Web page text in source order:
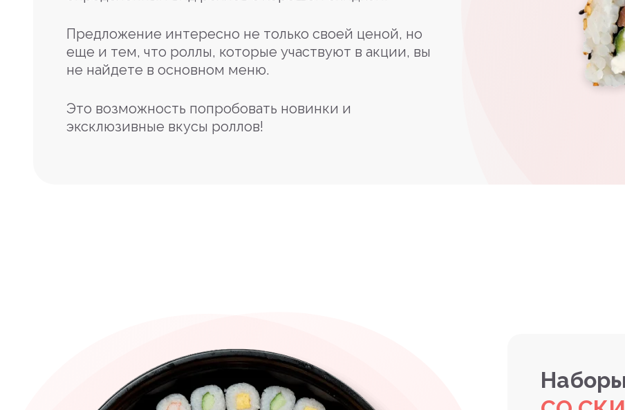
Предложение интересно не только своей ценой, но
еще и тем, что роллы, которые участвуют в акции, вы
не найдете в основном меню.
Это возможность попробовать новинки и
эксклюзивные вкусы роллов!